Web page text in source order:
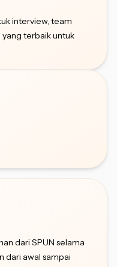
interview, team
yang terbaik untuk
dari SPUN selama
dari awal sampai